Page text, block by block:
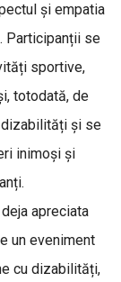
și empatia
Participanții se
sportive,
totodată, de
și se
inimoși și
apreciata
un eveniment
cu dizabilități,